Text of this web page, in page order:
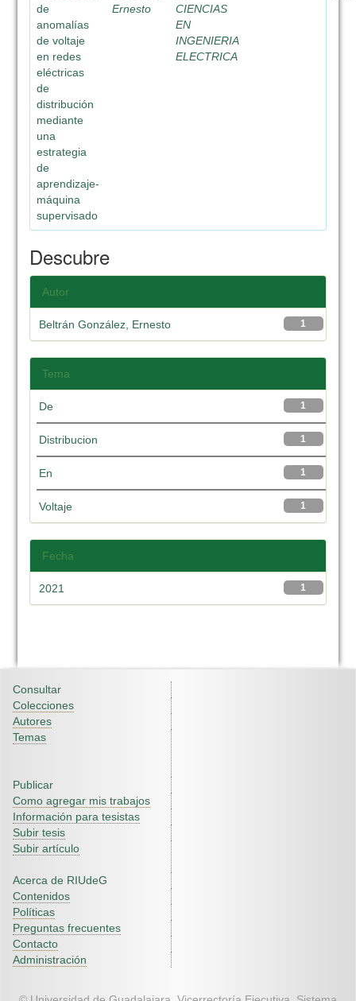
de
anomalías
de voltaje
en redes
eléctricas
de
distribución
mediante
una
estrategia
de
aprendizaje-
máquina
supervisado
Ernesto
CIENCIAS
EN
INGENIERIA
ELECTRICA
Descubre
Autor
1
Beltrán González, Ernesto
Tema
1
De
1
Distribucion
1
En
1
Voltaje
Fecha
1
2021
Consultar
Colecciones
Autores
Temas
Publicar
Como agregar mis trabajos
Información para tesistas
Subir tesis
Subir artículo
Acerca de RIUdeG
Contenidos
Políticas
Preguntas frecuentes
Contacto
Administración